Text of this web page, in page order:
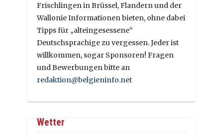
Frischlingen in Brüssel, Flandern und der
Wallonie Informationen bieten, ohne dabei
Tipps für „alteingesessene“
Deutschsprachige zu vergessen. Jeder ist
willkommen, sogar Sponsoren! Fragen
und Bewerbungen bitte an
redaktion@belgieninfo.net
Wetter